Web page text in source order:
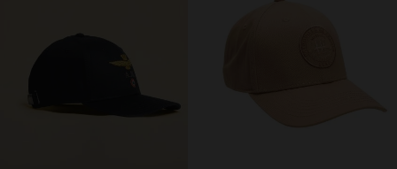
TAILLES DISPONIBLES